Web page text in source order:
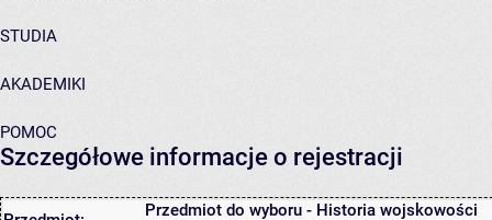
STUDIA
AKADEMIKI
POMOC
Szczegółowe informacje o rejestracji
Przedmiot do wyboru - Historia wojskowości